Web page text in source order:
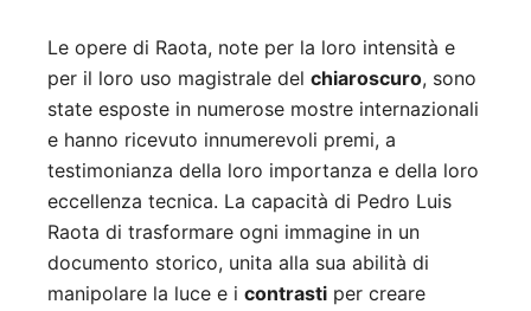
Le opere di Raota, note per la loro intensità e
per il loro uso magistrale del chiaroscuro, sono
state esposte in numerose mostre internazionali
e hanno ricevuto innumerevoli premi, a
testimonianza della loro importanza e della loro
eccellenza tecnica. La capacità di Pedro Luis
Raota di trasformare ogni immagine in un
documento storico, unita alla sua abilità di
manipolare la luce e i contrasti per creare